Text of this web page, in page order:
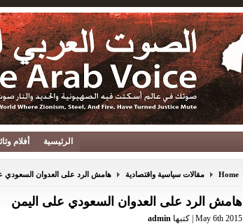
الرئيسية أفلام
Home مقالات سياسية واقتصادية هامش الرد على العدوان السعودي
هامش الرد على العدوان السعودي على اليمن
May 6th 2015 | كتبها admin